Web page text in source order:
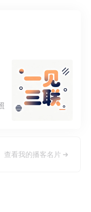
查看我的播客名片